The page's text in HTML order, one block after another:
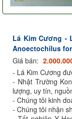
Lá Kim Cương -
Anoectochilus
Giá bán:
- Lá Kim Cương
- Nhật Trường
lượng, uy tín,
- Chúng tôi kinh
- Chúng tôi nhận